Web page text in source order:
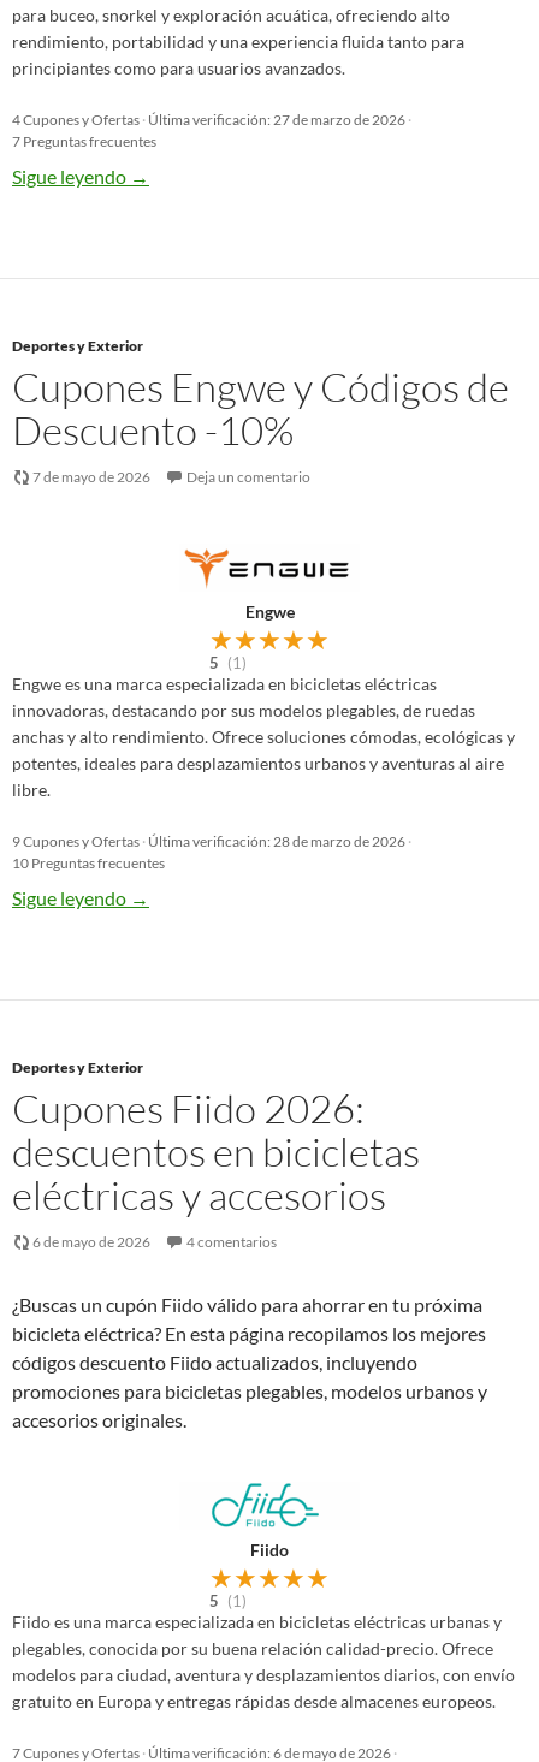
para buceo, snorkel y exploración acuática, ofreciendo alto
rendimiento, portabilidad y una experiencia fluida tanto para
principiantes como para usuarios avanzados.
4 Cupones y Ofertas · Última verificación: 27 de marzo de 2026 ·
7 Preguntas frecuentes
Sigue leyendo →
Deportes y Exterior
Cupones Engwe y Códigos de
Descuento -10%
7 de mayo de 2026 Deja un comentario
Engwe
★★★★★
5 (1)
Engwe es una marca especializada en bicicletas eléctricas
innovadoras, destacando por sus modelos plegables, de ruedas
anchas y alto rendimiento. Ofrece soluciones cómodas, ecológicas y
potentes, ideales para desplazamientos urbanos y aventuras al aire
libre.
9 Cupones y Ofertas · Última verificación: 28 de marzo de 2026 ·
10 Preguntas frecuentes
Sigue leyendo →
Deportes y Exterior
Cupones Fiido 2026:
descuentos en bicicletas
eléctricas y accesorios
6 de mayo de 2026 4 comentarios
¿Buscas un cupón Fiido válido para ahorrar en tu próxima
bicicleta eléctrica? En esta página recopilamos los mejores
códigos descuento Fiido actualizados, incluyendo
promociones para bicicletas plegables, modelos urbanos y
accesorios originales.
Fiido
★★★★★
5 (1)
Fiido es una marca especializada en bicicletas eléctricas urbanas y
plegables, conocida por su buena relación calidad-precio. Ofrece
modelos para ciudad, aventura y desplazamientos diarios, con envío
gratuito en Europa y entregas rápidas desde almacenes europeos.
7 Cupones y Ofertas · Última verificación: 6 de mayo de 2026 ·